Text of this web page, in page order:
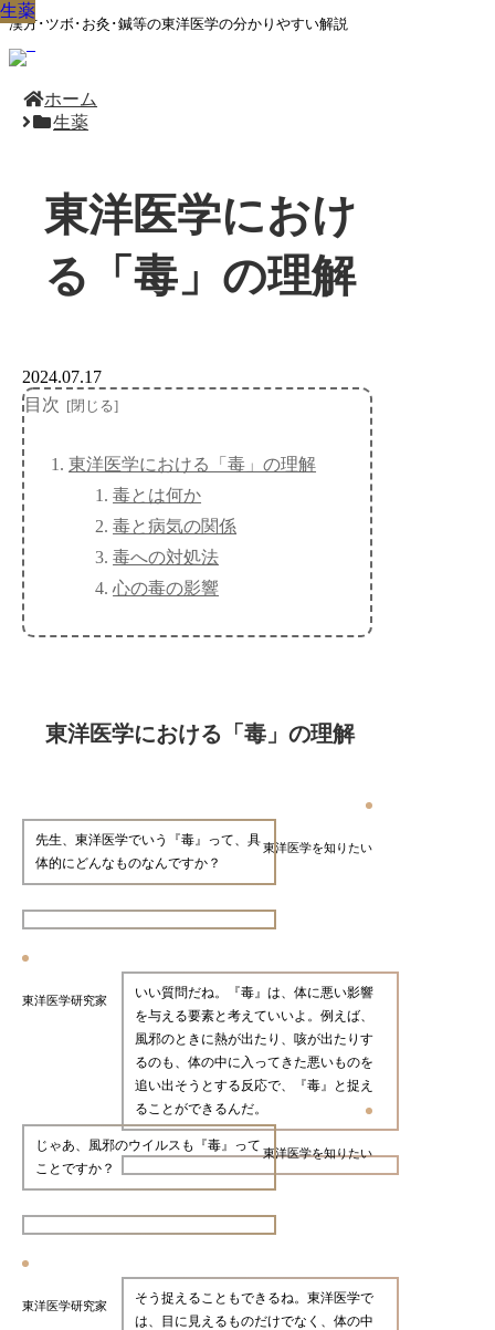
漢方･ツボ･お灸･鍼等の東洋医学の分かりやすい解説
ホーム
生薬
東洋医学におけ
る「毒」の理解
生薬
2024.07.17
目次
東洋医学における「毒」の理解
毒とは何か
毒と病気の関係
毒への対処法
心の毒の影響
東洋医学における「毒」の理解
東洋医学を知りたい
先生、東洋医学でいう『毒』って、具
体的にどんなものなんですか？
東洋医学研究家
いい質問だね。『毒』は、体に悪い影響
を与える要素と考えていいよ。例えば、
風邪のときに熱が出たり、咳が出たりす
るのも、体の中に入ってきた悪いものを
追い出そうとする反応で、『毒』と捉え
ることができるんだ。
東洋医学を知りたい
じゃあ、風邪のウイルスも『毒』って
ことですか？
東洋医学研究家
そう捉えることもできるね。東洋医学で
は、目に見えるものだけでなく、体の中
生薬
生薬
生薬
生薬
生薬
生薬
生薬
生薬